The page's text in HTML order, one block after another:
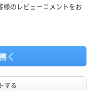
様のレビューコメントをお
く
する